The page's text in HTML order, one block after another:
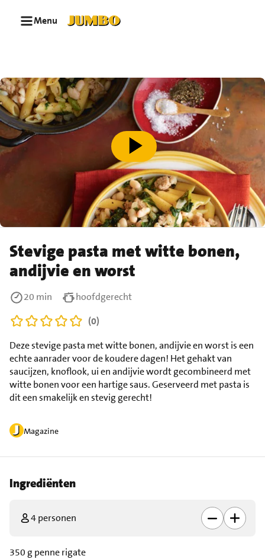
Menu
speel video af
Stevige pasta met witte bonen,
andijvie en worst
Magazine
Deze stevige pasta met witte bonen, andijvie en worst is een
echte aanrader voor de koudere dagen! Het gehakt van
saucijzen, knoflook, ui en andijvie wordt gecombineerd met
witte bonen voor een hartige saus. Geserveerd met pasta is
dit een smakelijk en stevig gerecht!
20 min
hoofdgerecht
(0)
Ingrediënten
4 personen
350 g penne rigate